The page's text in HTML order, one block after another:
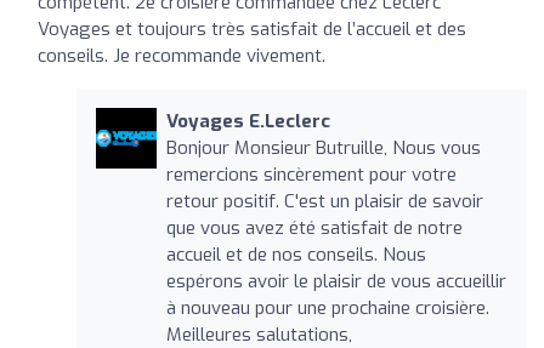
Voyages et toujours très satisfait de l’accueil et des
conseils. Je recommande vivement.
Voyages E.Leclerc
Bonjour Monsieur Butruille, Nous vous
remercions sincèrement pour votre
retour positif. C'est un plaisir de savoir
que vous avez été satisfait de notre
accueil et de nos conseils. Nous
espérons avoir le plaisir de vous accueillir
à nouveau pour une prochaine croisière.
Meilleures salutations,